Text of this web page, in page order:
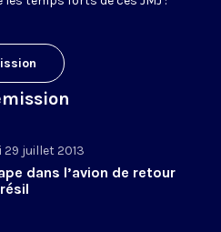
29 juillet 2013
dans l’avion de retour